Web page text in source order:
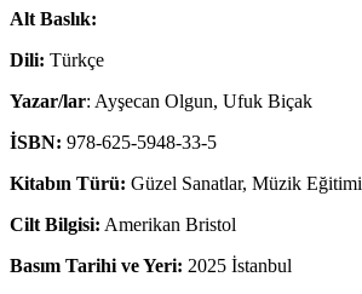
Alt Baslık:
Dili: Türkçe
Yazar/lar: Ayşecan Olgun, Ufuk Biçak
İSBN: 978-625-5948-33-5
Kitabın Türü: Güzel Sanatlar, Müzik Eğitimi
Cilt Bilgisi: Amerikan Bristol
Basım Tarihi ve Yeri: 2025 İstanbul